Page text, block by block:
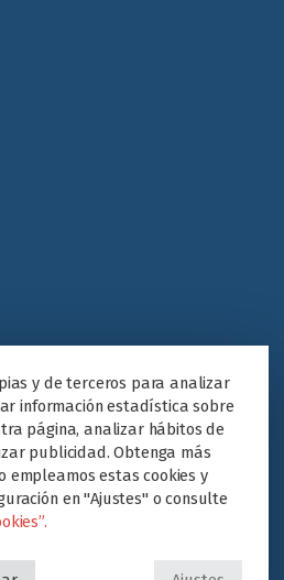
y de terceros para analizar
información estadística sobre
página, analizar hábitos de
publicidad. Obtenga más
empleamos estas cookies y
en "Ajustes" o consulte